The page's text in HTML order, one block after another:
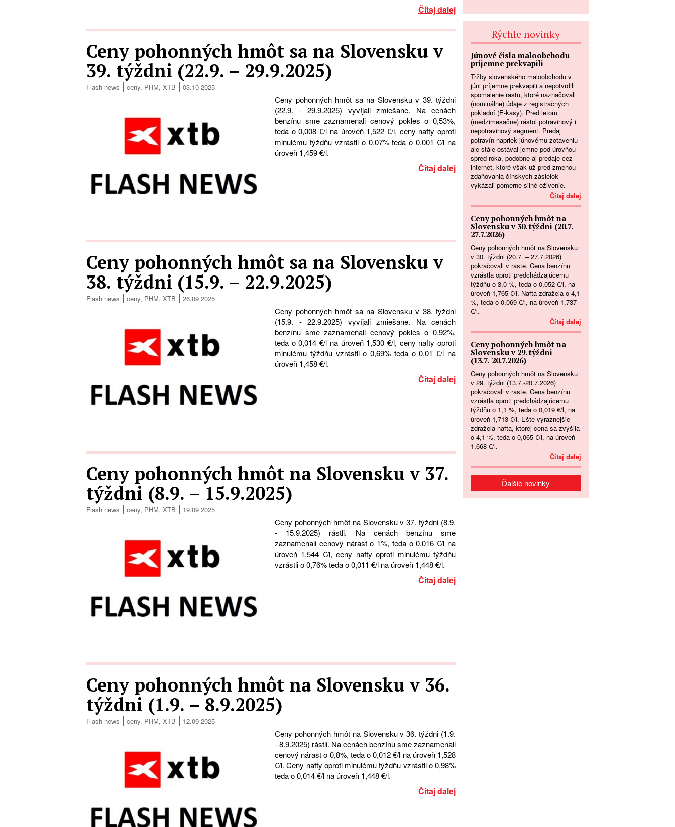
Čítaj dalej
Ceny pohonných hmôt sa na Slovensku v
39. týždni (22.9. – 29.9.2025)
Flash news ceny, PHM, XTB 03.10 2025
Ceny pohonných hmôt sa na Slovensku v 39. týždni
(22.9. - 29.9.2025) vyvíjali zmiešane. Na cenách
benzínu sme zaznamenali cenový pokles o 0,53%,
teda o 0,008 €/l na úroveň 1,522 €/l, ceny nafty oproti
minulému týždňu vzrástli o 0,07% teda o 0,001 €/l na
úroveň 1,459 €/l.
Čítaj dalej
Ceny pohonných hmôt sa na Slovensku v
38. týždni (15.9. – 22.9.2025)
Flash news ceny, PHM, XTB 26.09 2025
Ceny pohonných hmôt sa na Slovensku v 38. týždni
(15.9. - 22.9.2025) vyvíjali zmiešane. Na cenách
benzínu sme zaznamenali cenový pokles o 0,92%,
teda o 0,014 €/l na úroveň 1,530 €/l, ceny nafty oproti
minulému týždňu vzrástli o 0,69% teda o 0,01 €/l na
úroveň 1,458 €/l.
Čítaj dalej
Ceny pohonných hmôt na Slovensku v 37.
týždni (8.9. – 15.9.2025)
Flash news ceny, PHM, XTB 19.09 2025
Ceny pohonných hmôt na Slovensku v 37. týždni (8.9.
- 15.9.2025) rástli. Na cenách benzínu sme
zaznamenali cenový nárast o 1%, teda o 0,016 €/l na
úroveň 1,544 €/l, ceny nafty oproti minulému týždňu
vzrástli o 0,76% teda o 0,011 €/l na úroveň 1,448 €/l.
Čítaj dalej
Ceny pohonných hmôt na Slovensku v 36.
týždni (1.9. – 8.9.2025)
Flash news ceny, PHM, XTB 12.09 2025
Ceny pohonných hmôt na Slovensku v 36. týždni (1.9.
- 8.9.2025) rástli. Na cenách benzínu sme zaznamenali
cenový nárast o 0,8%, teda o 0,012 €/l na úroveň 1,528
€/l. Ceny nafty oproti minulému týždňu vzrástli o 0,98%
teda o 0,014 €/l na úroveň 1,448 €/l.
Čítaj dalej
Rýchle novinky
Júnové čísla maloobchodu
príjemne prekvapili
Tržby slovenského maloobchodu v
júni príjemne prekvapili a nepotvrdili
spomalenie rastu, ktoré naznačovali
(nominálne) údaje z registračných
pokladní (E-kasy). Pred letom
(medzimesačne) rástol potravinový i
nepotravinový segment. Predaj
potravín napriek júnovému zotaveniu
ale stále ostával jemne pod úrovňou
spred roka, podobne aj predaje cez
internet, ktoré však už pred zmenou
zdaňovania čínskych zásielok
vykázali pomerne silné oživenie.
Čítaj dalej
Ceny pohonných hmôt na
Slovensku v 30. týždni (20.7. –
27.7.2026)
Ceny pohonných hmôt na Slovensku
v 30. týždni (20.7. – 27.7.2026)
pokračovali v raste. Cena benzínu
vzrástla oproti predchádzajúcemu
týždňu o 3,0 %, teda o 0,052 €/l, na
úroveň 1,765 €/l. Nafta zdražela o 4,1
%, teda o 0,069 €/l, na úroveň 1,737
€/l.
Čítaj dalej
Ceny pohonných hmôt na
Slovensku v 29. týždni
(13.7.-20.7.2026)
Ceny pohonných hmôt na Slovensku
v 29. týždni (13.7.-20.7.2026)
pokračovali v raste. Cena benzínu
vzrástla oproti predchádzajúcemu
týždňu o 1,1 %, teda o 0,019 €/l, na
úroveň 1,713 €/l. Ešte výraznejšie
zdražela nafta, ktorej cena sa zvýšila
o 4,1 %, teda o 0,065 €/l, na úroveň
1,668 €/l.
Čítaj dalej
Ďalšie novinky